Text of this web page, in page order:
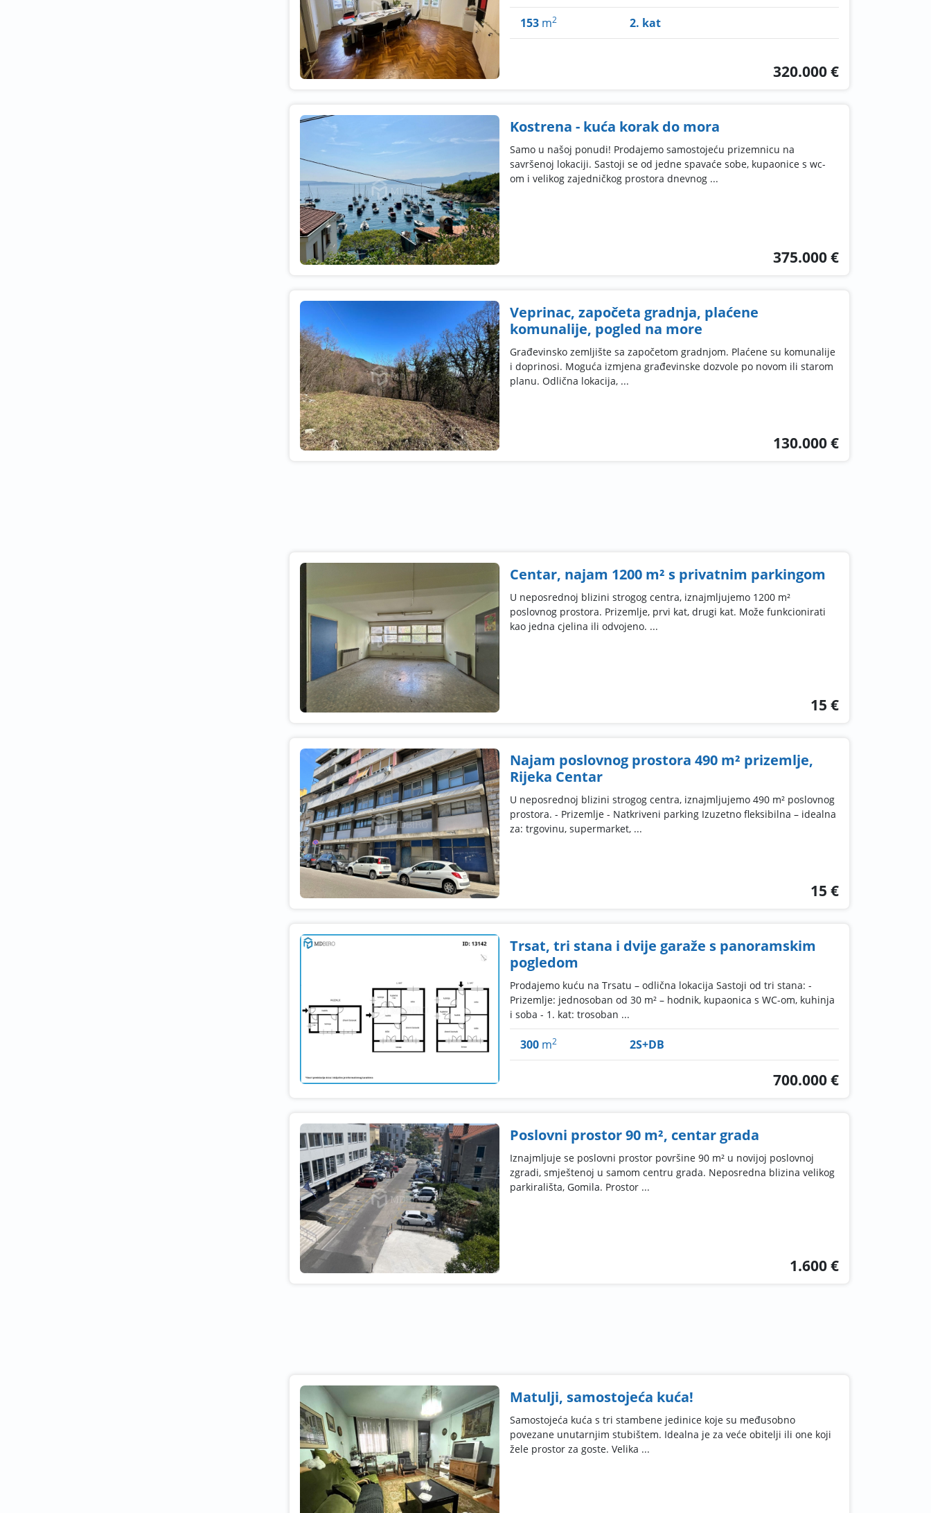
153 m2 2. kat
320.000 €
Kostrena - kuća korak do mora
Samo u našoj ponudi! Prodajemo samostojeću prizemnicu na
savršenoj lokaciji. Sastoji se od jedne spavaće sobe, kupaonice s wc-
om i velikog zajedničkog prostora dnevnog ...
375.000 €
Veprinac, započeta gradnja, plaćene
komunalije, pogled na more
Građevinsko zemljište sa započetom gradnjom. Plaćene su komunalije
i doprinosi. Moguća izmjena građevinske dozvole po novom ili starom
planu. Odlična lokacija, ...
130.000 €
Centar, najam 1200 m² s privatnim parkingom
U neposrednoj blizini strogog centra, iznajmljujemo 1200 m²
poslovnog prostora. Prizemlje, prvi kat, drugi kat. Može funkcionirati
kao jedna cjelina ili odvojeno. ...
15 €
Najam poslovnog prostora 490 m² prizemlje,
Rijeka Centar
U neposrednoj blizini strogog centra, iznajmljujemo 490 m² poslovnog
prostora. - Prizemlje - Natkriveni parking Izuzetno fleksibilna – idealna
za: trgovinu, supermarket, ...
15 €
Trsat, tri stana i dvije garaže s panoramskim
pogledom
Prodajemo kuću na Trsatu – odlična lokacija Sastoji od tri stana: -
Prizemlje: jednosoban od 30 m² – hodnik, kupaonica s WC-om, kuhinja
i soba - 1. kat: trosoban ...
300 m2 2S+DB
700.000 €
Poslovni prostor 90 m², centar grada
Iznajmljuje se poslovni prostor površine 90 m² u novijoj poslovnoj
zgradi, smještenoj u samom centru grada. Neposredna blizina velikog
parkirališta, Gomila. Prostor ...
1.600 €
Matulji, samostojeća kuća!
Samostojeća kuća s tri stambene jedinice koje su međusobno
povezane unutarnjim stubištem. Idealna je za veće obitelji ili one koji
žele prostor za goste. Velika ...